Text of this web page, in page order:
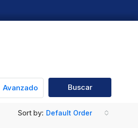
Avanzado Buscar
Sort by: Default Order